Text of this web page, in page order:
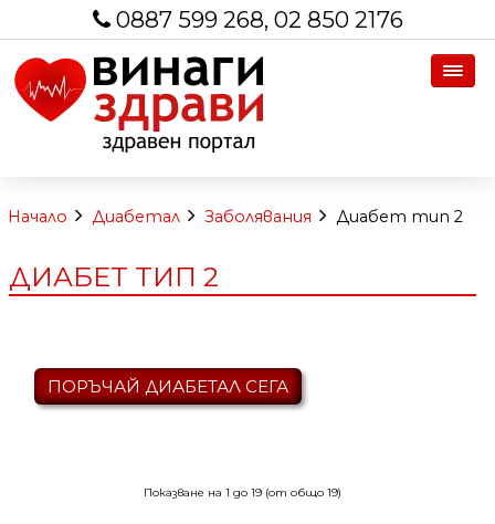
0887 599 268, 02 850 2176
Начало Диабетал Заболявания Диабет тип 2
ДИАБЕТ ТИП 2
ПОРЪЧАЙ ДИАБЕТАЛ СЕГА
Показване на1 до19 (от общо19)